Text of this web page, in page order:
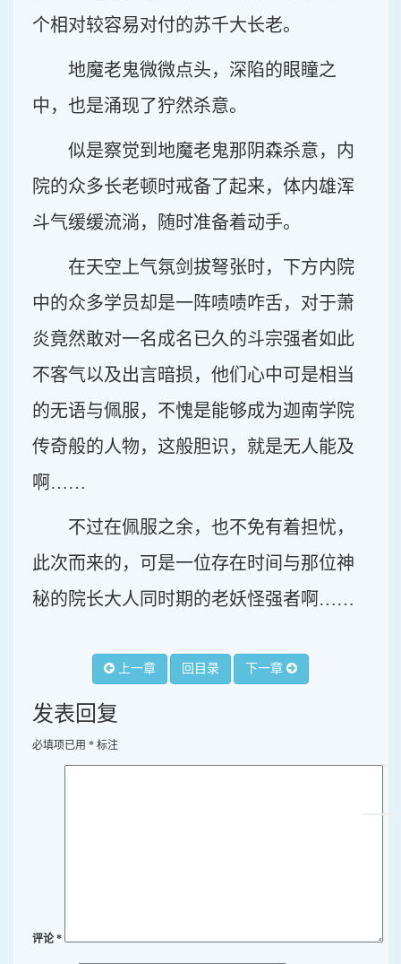
个相对较容易对付的苏千大长老。
地魔老鬼微微点头，深陷的眼瞳之
中，也是涌现了狞然杀意。
似是察觉到地魔老鬼那阴森杀意，内
院的众多长老顿时戒备了起来，体内雄浑
斗气缓缓流淌，随时准备着动手。
在天空上气氛剑拔弩张时，下方内院
中的众多学员却是一阵啧啧咋舌，对于萧
炎竟然敢对一名成名已久的斗宗强者如此
不客气以及出言暗损，他们心中可是相当
的无语与佩服，不愧是能够成为迦南学院
传奇般的人物，这般胆识，就是无人能及
啊……
不过在佩服之余，也不免有着担忧，
此次而来的，可是一位存在时间与那位神
秘的院长大人同时期的老妖怪强者啊……
上一章 回目录 下一章
发表回复
必填项已用 * 标注
评论*